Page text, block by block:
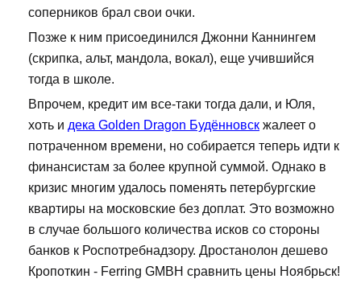
соперников брал свои очки.
Позже к ним присоединился Джонни Каннингем
(скрипка, альт, мандола, вокал), еще учившийся
тогда в школе.
Впрочем, кредит им все-таки тогда дали, и Юля,
хоть и дека Golden Dragon Будённовск жалеет о
потраченном времени, но собирается теперь идти к
финансистам за более крупной суммой. Однако в
кризис многим удалось поменять петербургские
квартиры на московские без доплат. Это возможно
в случае большого количества исков со стороны
банков к Роспотребнадзору. Дростанолон дешево
Кропоткин - Ferring GMBH сравнить цены Ноябрьск!